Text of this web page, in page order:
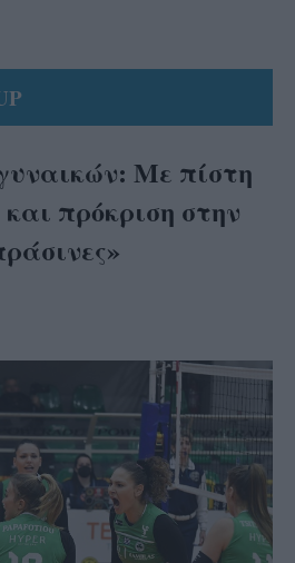
Με πίστη
πρόκριση στην